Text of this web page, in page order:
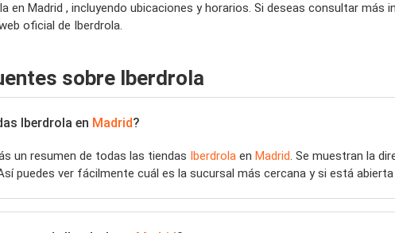
en Madrid , incluyendo ubicaciones y horarios. Si deseas consultar
oficial de Iberdrola.
sobre Iberdrola
Iberdrola en Madrid?
un resumen de todas las tiendas Iberdrola en Madrid. Se muestran la
puedes ver fácilmente cuál es la sucursal más cercana y si está abierta